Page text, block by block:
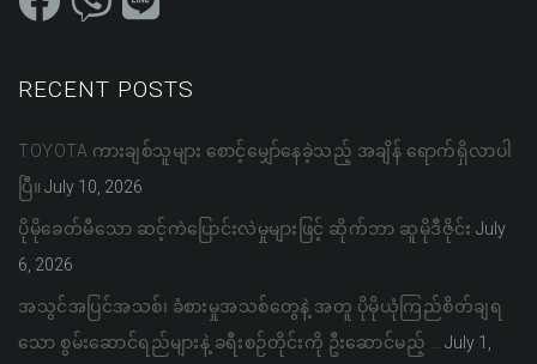
RECENT POSTS
TOYOTA ကားချစ်သူများ စောင့်မျှော်နေခဲ့သည့် အချိန် ရောက်ရှိလာပါ
ပြီ။ July 10, 2026
ပိုမိုခေတ်မီသော ဆင့်ကဲပြောင်းလဲမှုများဖြင့် ဆိုက်ဘာ ဆူမိုဒီဇိုင်း July
6, 2026
အသွင်အပြင်အသစ်၊ ခံစားမှုအသစ်တွေနဲ့ အတူ ပိုမိုယုံကြည်စိတ်ချရ
သော စွမ်းဆောင်ရည်များနဲ့ ခရီးစဉ်တိုင်းကို ဦးဆောင်မည့် … July 1,